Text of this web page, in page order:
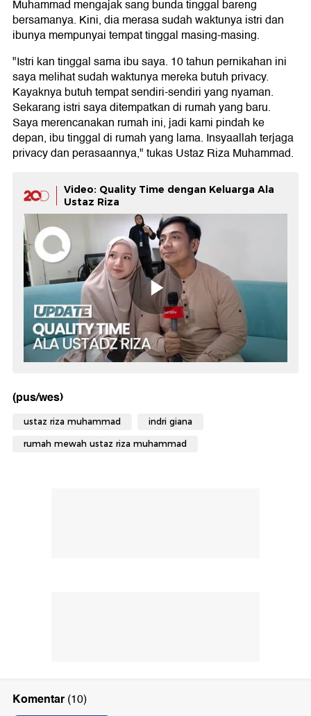
Muhammad mengajak sang bunda tinggal bareng
bersamanya. Kini, dia merasa sudah waktunya istri dan
ibunya mempunyai tempat tinggal masing-masing.
"Istri kan tinggal sama ibu saya. 10 tahun pernikahan ini
saya melihat sudah waktunya mereka butuh privacy.
Kayaknya butuh tempat sendiri-sendiri yang nyaman.
Sekarang istri saya ditempatkan di rumah yang baru.
Saya merencanakan rumah ini, jadi kami pindah ke
depan, ibu tinggal di rumah yang lama. Insyaallah terjaga
privacy dan perasaannya," tukas Ustaz Riza Muhammad.
Video: Quality Time dengan Keluarga Ala
Ustaz Riza
(pus/wes)
ustaz riza muhammad indri giana
rumah mewah ustaz riza muhammad